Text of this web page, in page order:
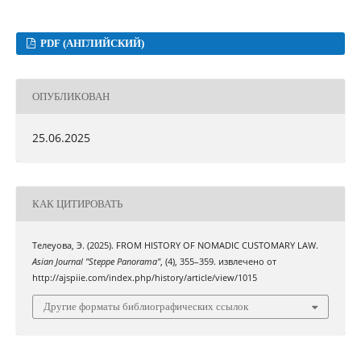
PDF (АНГЛИЙСКИЙ)
ОПУБЛИКОВАН
25.06.2025
КАК ЦИТИРОВАТЬ
Телеуова, Э. (2025). FROM HISTORY OF NOMADIC CUSTOMARY LAW.
Asian Journal "Steppe Panorama", (4), 355–359. извлечено от
http://ajspiie.com/index.php/history/article/view/1015
Другие форматы библиографических ссылок